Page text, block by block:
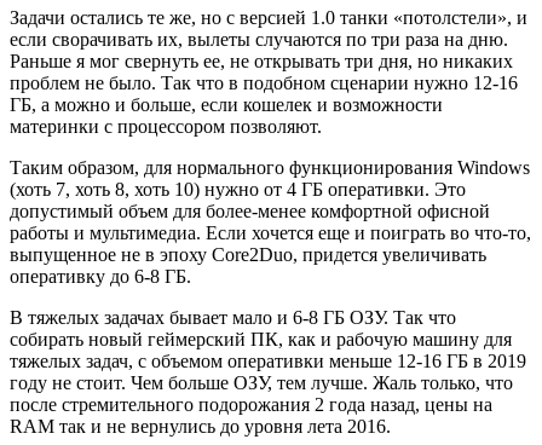
Задачи остались те же, но с версией 1.0 танки «потолстели», и
если сворачивать их, вылеты случаются по три раза на дню.
Раньше я мог свернуть ее, не открывать три дня, но никаких
проблем не было. Так что в подобном сценарии нужно 12-16
ГБ, а можно и больше, если кошелек и возможности
материнки с процессором позволяют.
Таким образом, для нормального функционирования Windows
(хоть 7, хоть 8, хоть 10) нужно от 4 ГБ оперативки. Это
допустимый объем для более-менее комфортной офисной
работы и мультимедиа. Если хочется еще и поиграть во что-то,
выпущенное не в эпоху Core2Duo, придется увеличивать
оперативку до 6-8 ГБ.
В тяжелых задачах бывает мало и 6-8 ГБ ОЗУ. Так что
собирать новый геймерский ПК, как и рабочую машину для
тяжелых задач, с объемом оперативки меньше 12-16 ГБ в 2019
году не стоит. Чем больше ОЗУ, тем лучше. Жаль только, что
после стремительного подорожания 2 года назад, цены на
RAM так и не вернулись до уровня лета 2016.